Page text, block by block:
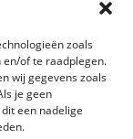
zoals
of te raadplegen.
wij gegevens zoals
je geen
een nadelige
Wil je zelf
positieve
en een
trainbeter